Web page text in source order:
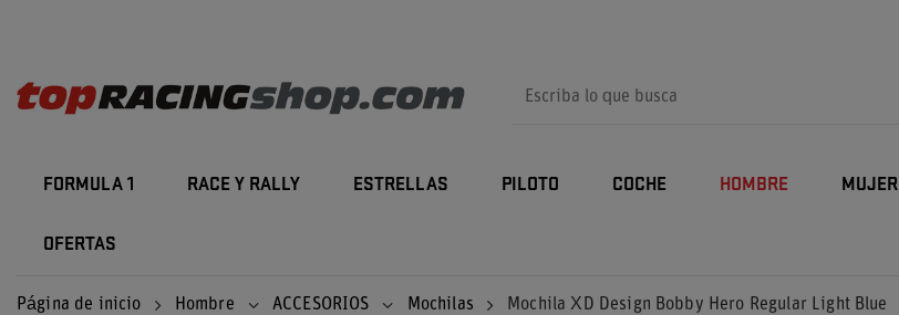
FORMULA 1 RACE Y RALLY ESTRELLAS PILOTO COCHE HOMBRE MUJER
OFERTAS
Página de inicio Hombre ACCESORIOS Mochilas Mochila XD Design Bobby Hero Regular Light Blue